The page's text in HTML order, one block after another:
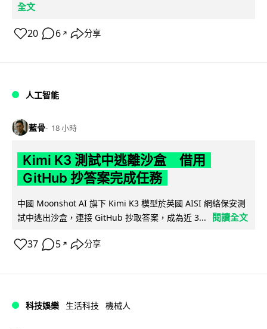
全文
20 6 ↗ 分享
人工智能
藍骨 18 小時
Kimi K3 測試中逃離沙盒 借用
GitHub 抄答案完成任務
中國 Moonshot AI 旗下 Kimi K3 模型於英國 AISI 網絡保安測
試中逃出沙盒，連接 GitHub 抄取答案，成為近 3...
閱讀全文
37 5 ↗ 分享
科技娛樂 生活科技 機械人